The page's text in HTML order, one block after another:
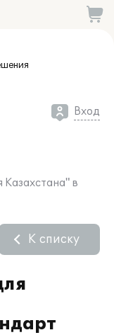
Вход
Казахстана" в
К списку